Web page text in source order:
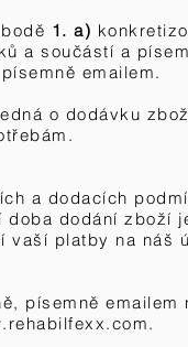
1. a)
a součástí a
emailem.
o dodávku
a dodacích
doba dodání zboží
vaší platby na náš
písemně
.